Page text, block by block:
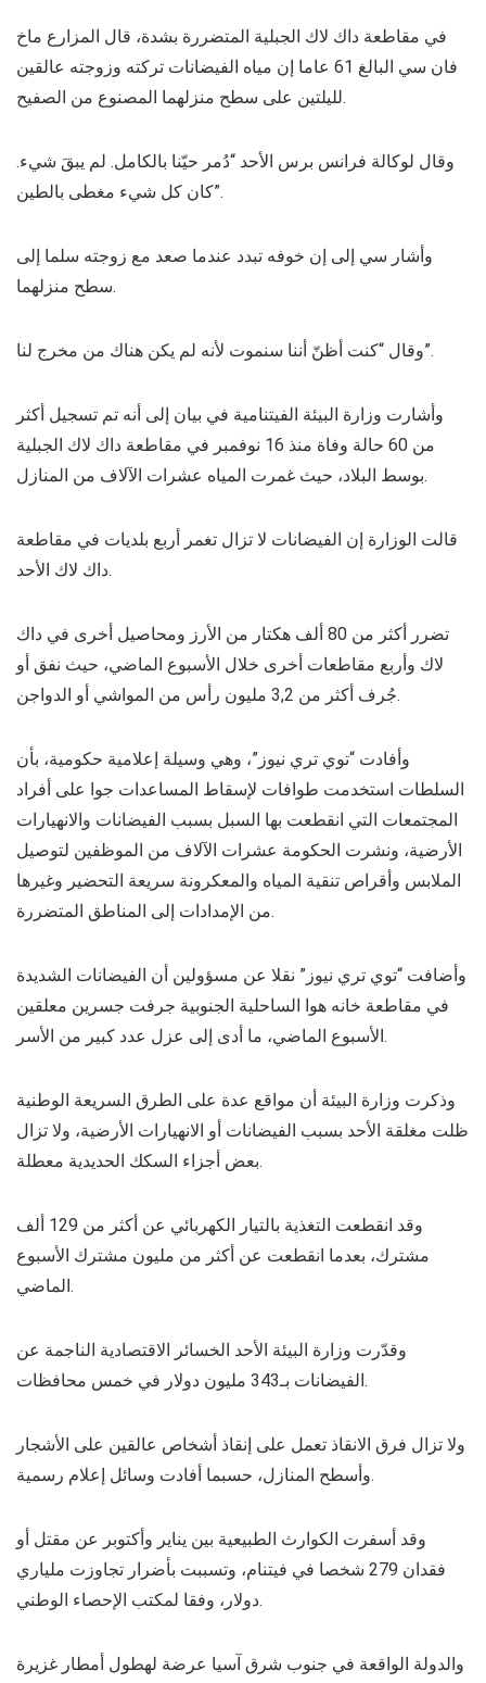
في مقاطعة داك لاك الجبلية المتضررة بشدة، قال المزارع ماخ
فان سي البالغ 61 عاما إن مياه الفيضانات تركته وزوجته عالقين
لليلتين على سطح منزلهما المصنوع من الصفيح.
وقال لوكالة فرانس برس الأحد “دُمر حيّنا بالكامل. لم يبقَ شيء.
كان كل شيء مغطى بالطين”.
وأشار سي إلى إن خوفه تبدد عندما صعد مع زوجته سلما إلى
سطح منزلهما.
وقال “كنت أظنّ أننا سنموت لأنه لم يكن هناك من مخرج لنا”.
وأشارت وزارة البيئة الفيتنامية في بيان إلى أنه تم تسجيل أكثر
من 60 حالة وفاة منذ 16 نوفمبر في مقاطعة داك لاك الجبلية
بوسط البلاد، حيث غمرت المياه عشرات الآلاف من المنازل.
قالت الوزارة إن الفيضانات لا تزال تغمر أربع بلديات في مقاطعة
داك لاك الأحد.
تضرر أكثر من 80 ألف هكتار من الأرز ومحاصيل أخرى في داك
لاك وأربع مقاطعات أخرى خلال الأسبوع الماضي، حيث نفق أو
جُرف أكثر من 3,2 مليون رأس من المواشي أو الدواجن.
وأفادت “توي تري نيوز”، وهي وسيلة إعلامية حكومية، بأن
السلطات استخدمت طوافات لإسقاط المساعدات جوا على أفراد
المجتمعات التي انقطعت بها السبل بسبب الفيضانات والانهيارات
الأرضية، ونشرت الحكومة عشرات الآلاف من الموظفين لتوصيل
الملابس وأقراص تنقية المياه والمعكرونة سريعة التحضير وغيرها
من الإمدادات إلى المناطق المتضررة.
وأضافت “توي تري نيوز” نقلا عن مسؤولين أن الفيضانات الشديدة
في مقاطعة خانه هوا الساحلية الجنوبية جرفت جسرين معلقين
الأسبوع الماضي، ما أدى إلى عزل عدد كبير من الأسر.
وذكرت وزارة البيئة أن مواقع عدة على الطرق السريعة الوطنية
ظلت مغلقة الأحد بسبب الفيضانات أو الانهيارات الأرضية، ولا تزال
بعض أجزاء السكك الحديدية معطلة.
وقد انقطعت التغذية بالتيار الكهربائي عن أكثر من 129 ألف
مشترك، بعدما انقطعت عن أكثر من مليون مشترك الأسبوع
الماضي.
وقدّرت وزارة البيئة الأحد الخسائر الاقتصادية الناجمة عن
الفيضانات بـ343 مليون دولار في خمس محافظات.
ولا تزال فرق الانقاذ تعمل على إنقاذ أشخاص عالقين على الأشجار
وأسطح المنازل، حسبما أفادت وسائل إعلام رسمية.
وقد أسفرت الكوارث الطبيعية بين يناير وأكتوبر عن مقتل أو
فقدان 279 شخصا في فيتنام، وتسببت بأضرار تجاوزت ملياري
دولار، وفقا لمكتب الإحصاء الوطني.
والدولة الواقعة في جنوب شرق آسيا عرضة لهطول أمطار غزيرة